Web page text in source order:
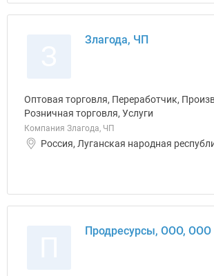
Злагода, ЧП
Оптовая торговля, Переработчик,
Розничная торговля, Услуги
Компания Злагода, ЧП
Россия, Луганская народная
Продресурсы, ООО, ООО